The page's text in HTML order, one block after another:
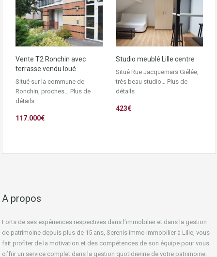
Vente T2 Ronchin avec
terrasse vendu loué
Situé sur la commune de
Ronchin, proches… Plus de
détails
117.000€
Studio meublé Lille centre
Situé Rue Jacquemars Giélée,
très beau studio… Plus de
détails
423€
A propos
Forts de ses expériences respectives dans l’immobilier et dans la gestion
de patrimoine depuis plus de 15 ans, Serenis immo Immobilier à Lille, vous
fait profiter de la motivation et des compétences de son équipe pour vous
offrir un service complet dans la gestion quotidienne de votre patrimoine.